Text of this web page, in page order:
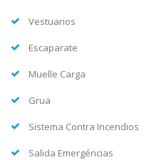
Vestuarios
Escaparate
Muelle Carga
Grua
Sistema Contra Incendios
Salida Emergéncias